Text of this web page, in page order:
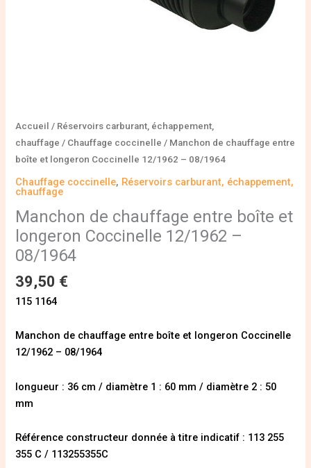
Accueil / Réservoirs carburant, échappement,
chauffage / Chauffage coccinelle / Manchon de chauffage entre
boîte et longeron Coccinelle 12/1962 – 08/1964
Chauffage coccinelle, Réservoirs carburant, échappement,
chauffage
Manchon de chauffage entre boîte et
longeron Coccinelle 12/1962 –
08/1964
39,50 €
115 1164
Manchon de chauffage entre boîte et longeron Coccinelle
12/1962 – 08/1964
longueur : 36 cm / diamètre 1 : 60 mm / diamètre 2 : 50
mm
Référence constructeur donnée à titre indicatif : 113 255
355 C / 113255355C